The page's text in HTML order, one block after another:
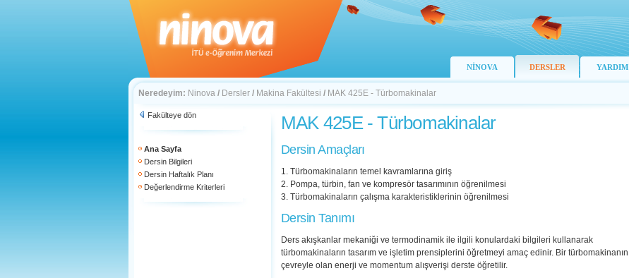
NİNOVA DERSLER YARDIM
Neredeyim: Ninova / Dersler / Makina Fakültesi / MAK 425E - Türbomakinalar
Fakülteye dön
Ana Sayfa
Dersin Bilgileri
Dersin Haftalık Planı
Değerlendirme Kriterleri
MAK 425E - Türbomakinalar
Dersin Amaçları
1. Türbomakinaların temel kavramlarına giriş
2. Pompa, türbin, fan ve kompresör tasarımının öğrenilmesi
3. Türbomakinaların çalışma karakteristiklerinin öğrenilmesi
Dersin Tanımı
Ders akışkanlar mekaniği ve termodinamik ile ilgili konulardaki bilgileri kullanarak
türbomakinaların tasarım ve işletim prensiplerini öğretmeyi amaç edinir. Bir türbomakinanın
çevreyle olan enerji ve momentum alışverişi derste öğretilir.